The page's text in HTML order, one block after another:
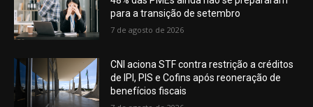
para a transição de setembro
7 de agosto de 2026
CNI aciona STF contra restrição a créditos
de IPI, PIS e Cofins após reoneração de
benefícios fiscais